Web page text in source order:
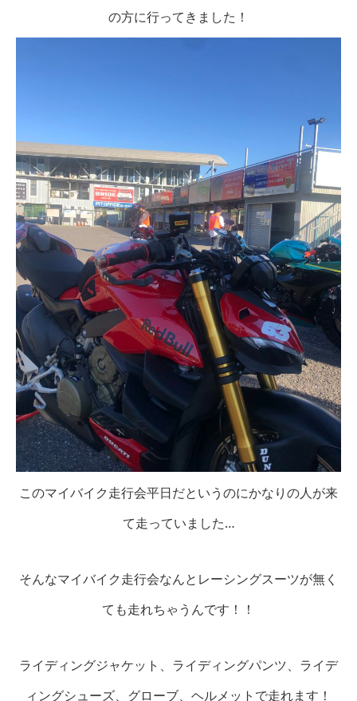
の方に行ってきました！
このマイバイク走行会平日だというのにかなりの人が来
て走っていました…
そんなマイバイク走行会なんとレーシングスーツが無く
ても走れちゃうんです！！
ライディングジャケット、ライディングパンツ、ライデ
ィングシューズ、グローブ、ヘルメットで走れます！